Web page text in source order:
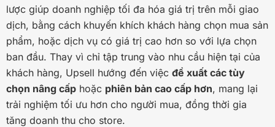
lược giúp doanh nghiệp tối đa hóa giá trị trên mỗi giao
dịch, bằng cách khuyến khích khách hàng chọn mua sản
phẩm, hoặc dịch vụ có giá trị cao hơn so với lựa chọn
ban đầu. Thay vì chỉ tập trung vào nhu cầu hiện tại của
khách hàng, Upsell hướng đến việc đề xuất các tùy
chọn nâng cấp hoặc phiên bản cao cấp hơn, mang lại
trải nghiệm tối ưu hơn cho người mua, đồng thời gia
tăng doanh thu cho store.